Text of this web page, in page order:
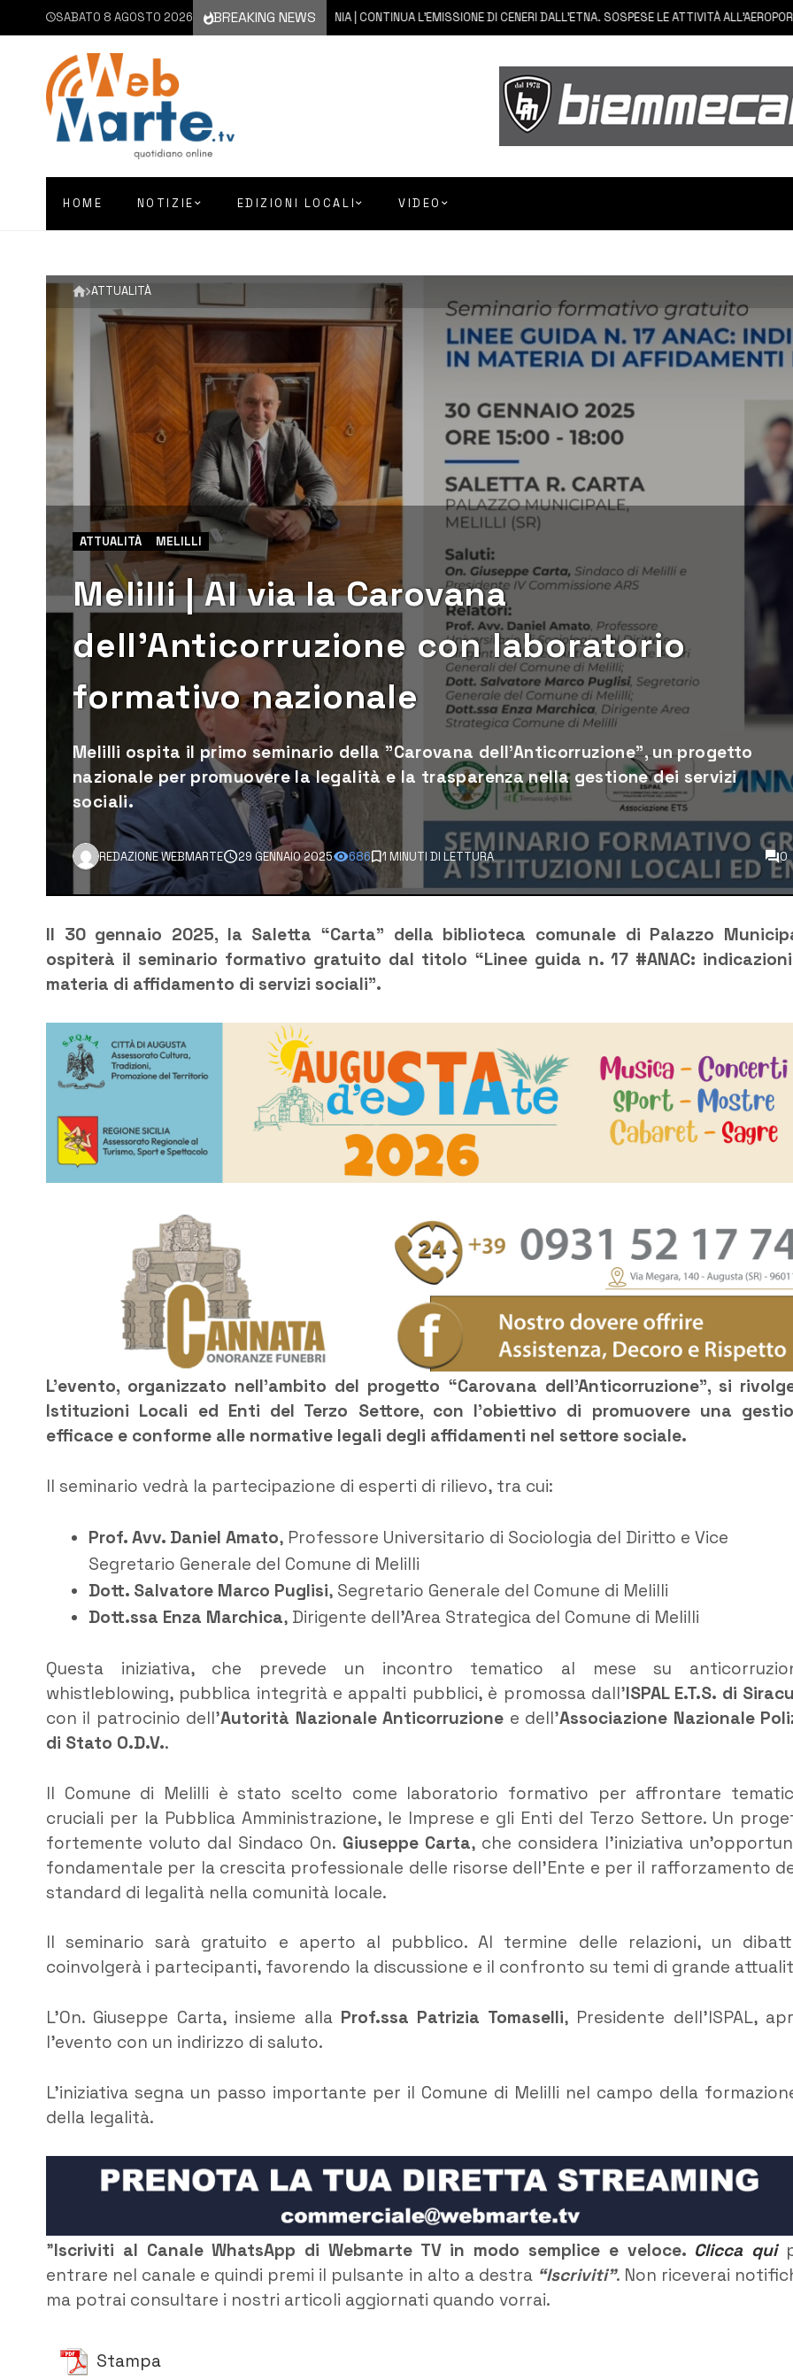
SABATO 8 AGOSTO 2026 BREAKING NEWS
8 AGOSTO 2026 CATANIA | CONTINUA L’EMISSIONE DI CENERI DALL’ETNA. SOSPESE LE ATTIVITÀ ALL’AEROPORTO DI
HOME NOTIZIE EDIZIONI LOCALI VIDEO
ATTUALITÀ
ATTUALITÀ MELILLI
Melilli | Al via la Carovana
dell’Anticorruzione con laboratorio
formativo nazionale
Melilli ospita il primo seminario della "Carovana dell'Anticorruzione", un progetto
nazionale per promuovere la legalità e la trasparenza nella gestione dei servizi
sociali.
REDAZIONE WEBMARTE 29 GENNAIO 2025 686 1 MINUTI DI LETTURA 0
Il 30 gennaio 2025, la Saletta “Carta” della biblioteca comunale di Palazzo
ospiterà il seminario formativo gratuito dal titolo “Linee guida n. 17 #ANAC:
materia di affidamento di servizi sociali”.
L’evento, organizzato nell’ambito del progetto “Carovana dell’Anticorruzione”, si
Istituzioni Locali ed Enti del Terzo Settore, con l’obiettivo di promuovere una
efficace e conforme alle normative legali degli affidamenti nel settore sociale.
Il seminario vedrà la partecipazione di esperti di rilievo, tra cui:
Prof. Avv. Daniel Amato, Professore Universitario di Sociologia del Diritto e Vice
Segretario Generale del Comune di Melilli
Dott. Salvatore Marco Puglisi, Segretario Generale del Comune di Melilli
Dott.ssa Enza Marchica, Dirigente dell’Area Strategica del Comune di Melilli
Questa iniziativa, che prevede un incontro tematico al mese su
whistleblowing, pubblica integrità e appalti pubblici, è promossa dall’ISPAL E.T.S. di
con il patrocinio dell’Autorità Nazionale Anticorruzione e dell’Associazione Nazionale
di Stato O.D.V..
Il Comune di Melilli è stato scelto come laboratorio formativo per affrontare
cruciali per la Pubblica Amministrazione, le Imprese e gli Enti del Terzo Settore. Un
fortemente voluto dal Sindaco On. Giuseppe Carta, che considera l’iniziativa
fondamentale per la crescita professionale delle risorse dell’Ente e per il rafforzamento
standard di legalità nella comunità locale.
Il seminario sarà gratuito e aperto al pubblico. Al termine delle relazioni, un
coinvolgerà i partecipanti, favorendo la discussione e il confronto su temi di grande
L’On. Giuseppe Carta, insieme alla Prof.ssa Patrizia Tomaselli, Presidente dell’ISPAL,
l’evento con un indirizzo di saluto.
L’iniziativa segna un passo importante per il Comune di Melilli nel campo della
della legalità.
”Iscriviti al Canale WhatsApp di Webmarte TV in modo semplice e veloce. Clicca qui
entrare nel canale e quindi premi il pulsante in alto a destra “Iscriviti”. Non riceverai
ma potrai consultare i nostri articoli aggiornati quando vorrai.
Stampa